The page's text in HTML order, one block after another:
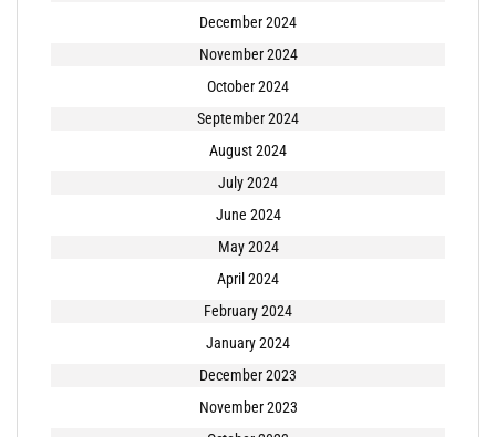
December 2024
November 2024
October 2024
September 2024
August 2024
July 2024
June 2024
May 2024
April 2024
February 2024
January 2024
December 2023
November 2023